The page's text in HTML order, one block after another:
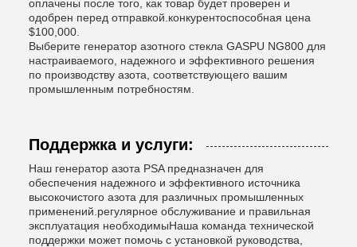
оплачены после того, как товар будет проверен и
одобрен перед отправкой.конкурентоспособная цена
$100,000.
Выберите генератор азотного стекла GASPU NG800 для
настраиваемого, надежного и эффективного решения
по производству азота, соответствующего вашим
промышленным потребностям.
Поддержка и услуги:
Наш генератор азота PSA предназначен для
обеспечения надежного и эффективного источника
высокочистого азота для различных промышленных
применений.регулярное обслуживание и правильная
эксплуатация необходимыНаша команда технической
поддержки может помочь с установкой руководства,